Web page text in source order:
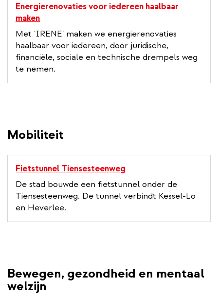
Energierenovaties voor iedereen haalbaar
maken
Met 'IRENE' maken we energierenovaties
haalbaar voor iedereen, door juridische,
financiële, sociale en technische drempels weg
te nemen.
Mobiliteit
Fietstunnel Tiensesteenweg
De stad bouwde een fietstunnel onder de
Tiensesteenweg. De tunnel verbindt Kessel-Lo
en Heverlee.
Bewegen, gezondheid en mentaal
welzijn